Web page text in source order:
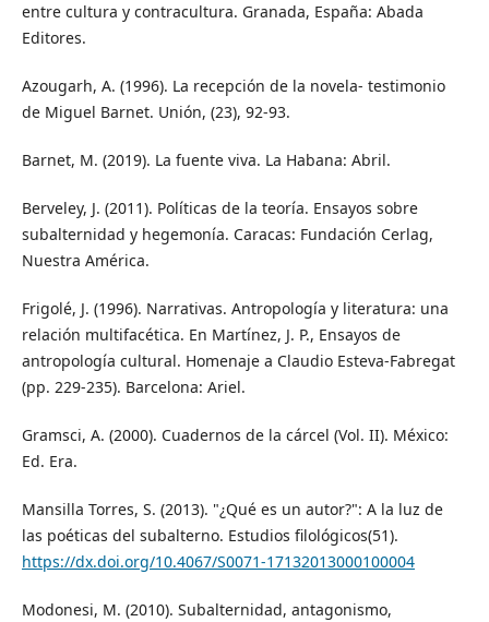
entre cultura y contracultura. Granada, España: Abada
Editores.
Azougarh, A. (1996). La recepción de la novela- testimonio
de Miguel Barnet. Unión, (23), 92-93.
Barnet, M. (2019). La fuente viva. La Habana: Abril.
Berveley, J. (2011). Políticas de la teoría. Ensayos sobre
subalternidad y hegemonía. Caracas: Fundación Cerlag,
Nuestra América.
Frigolé, J. (1996). Narrativas. Antropología y literatura: una
relación multifacética. En Martínez, J. P., Ensayos de
antropología cultural. Homenaje a Claudio Esteva-Fabregat
(pp. 229-235). Barcelona: Ariel.
Gramsci, A. (2000). Cuadernos de la cárcel (Vol. II). México:
Ed. Era.
Mansilla Torres, S. (2013). "¿Qué es un autor?": A la luz de
las poéticas del subalterno. Estudios filológicos(51).
https://dx.doi.org/10.4067/S0071-17132013000100004
Modonesi, M. (2010). Subalternidad, antagonismo,